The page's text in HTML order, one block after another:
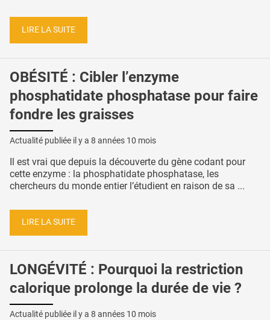
LIRE LA SUITE
OBÉSITÉ : Cibler l’enzyme
phosphatidate phosphatase pour faire
fondre les graisses
Actualité publiée il y a 8 années 10 mois
Il est vrai que depuis la découverte du gène codant pour
cette enzyme : la phosphatidate phosphatase, les
chercheurs du monde entier l’étudient en raison de sa ...
LIRE LA SUITE
LONGÉVITÉ : Pourquoi la restriction
calorique prolonge la durée de vie ?
Actualité publiée il y a 8 années 10 mois